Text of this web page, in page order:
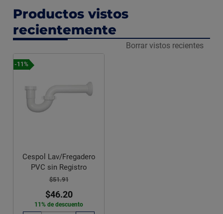
Productos vistos
recientemente
Borrar vistos recientes
-11%
Cespol Lav/Fregadero
PVC sin Registro
$51.91
$46.20
11% de descuento